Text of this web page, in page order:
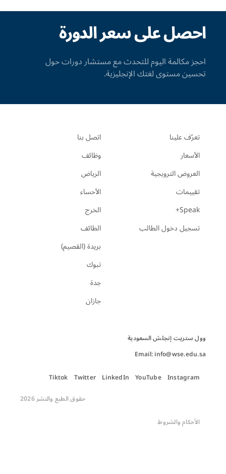
احصل على سعر الدورة
احجز مكالمة اليوم للتحدث مع مستشار دورات حول
تحسين مستوى لغتك الإنجليزية.
تعرّف علينا
الأسعار
العروض الترويجية
تقييمات
Speak+
تسجيل دخول الطالب
اتصل بنا
وظائف
الرياض
الأحساء
الخرج
الطائف
بريدة (القصيم)
تبوك
جدة
جازان
وول ستريت إنجلش السعودية
Email: info@wse.edu.sa
Instagram
YouTube
LinkedIn
Twitter
Tiktok
حقوق الطبع والنشر 2026
الأحكام والشروط